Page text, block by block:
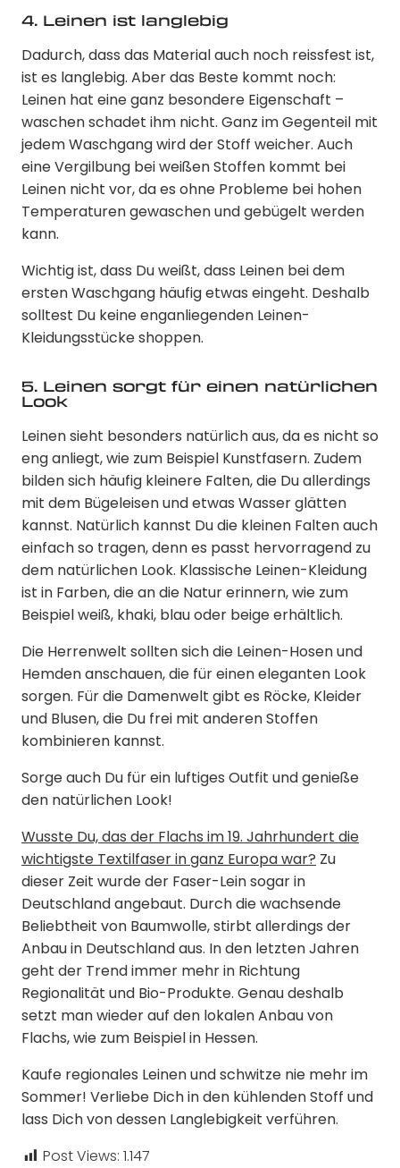
4. Leinen ist langlebig
Dadurch, dass das Material auch noch reissfest ist,
ist es langlebig. Aber das Beste kommt noch:
Leinen hat eine ganz besondere Eigenschaft –
waschen schadet ihm nicht. Ganz im Gegenteil mit
jedem Waschgang wird der Stoff weicher. Auch
eine Vergilbung bei weißen Stoffen kommt bei
Leinen nicht vor, da es ohne Probleme bei hohen
Temperaturen gewaschen und gebügelt werden
kann.
Wichtig ist, dass Du weißt, dass Leinen bei dem
ersten Waschgang häufig etwas eingeht. Deshalb
solltest Du keine enganliegenden Leinen-
Kleidungsstücke shoppen.
5. Leinen sorgt für einen natürlichen
Look
Leinen sieht besonders natürlich aus, da es nicht so
eng anliegt, wie zum Beispiel Kunstfasern. Zudem
bilden sich häufig kleinere Falten, die Du allerdings
mit dem Bügeleisen und etwas Wasser glätten
kannst. Natürlich kannst Du die kleinen Falten auch
einfach so tragen, denn es passt hervorragend zu
dem natürlichen Look. Klassische Leinen-Kleidung
ist in Farben, die an die Natur erinnern, wie zum
Beispiel weiß, khaki, blau oder beige erhältlich.
Die Herrenwelt sollten sich die Leinen-Hosen und
Hemden anschauen, die für einen eleganten Look
sorgen. Für die Damenwelt gibt es Röcke, Kleider
und Blusen, die Du frei mit anderen Stoffen
kombinieren kannst.
Sorge auch Du für ein luftiges Outfit und genieße
den natürlichen Look!
Wusste Du, das der Flachs im 19. Jahrhundert die
wichtigste Textilfaser in ganz Europa war? Zu
dieser Zeit wurde der Faser-Lein sogar in
Deutschland angebaut. Durch die wachsende
Beliebtheit von Baumwolle, stirbt allerdings der
Anbau in Deutschland aus. In den letzten Jahren
geht der Trend immer mehr in Richtung
Regionalität und Bio-Produkte. Genau deshalb
setzt man wieder auf den lokalen Anbau von
Flachs, wie zum Beispiel in Hessen.
Kaufe regionales Leinen und schwitze nie mehr im
Sommer! Verliebe Dich in den kühlenden Stoff und
lass Dich von dessen Langlebigkeit verführen.
Post Views: 1.147